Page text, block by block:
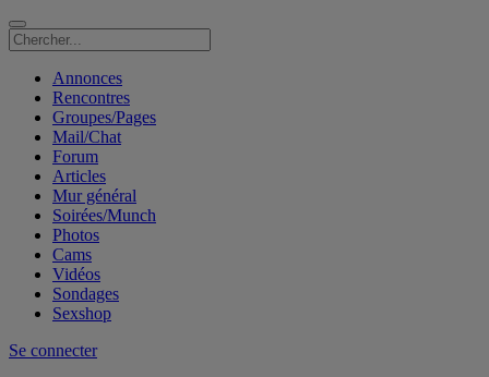
Annonces
Rencontres
Groupes/Pages
Mail/Chat
Forum
Articles
Mur général
Soirées/Munch
Photos
Cams
Vidéos
Sondages
Sexshop
Se connecter